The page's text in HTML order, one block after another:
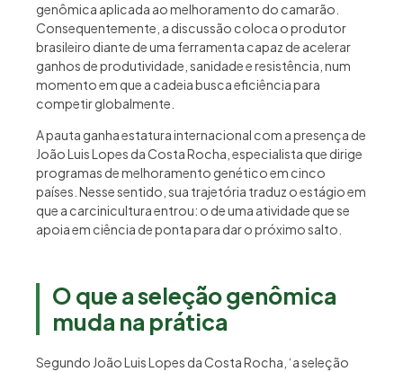
genômica aplicada ao melhoramento do camarão.
Consequentemente, a discussão coloca o produtor
brasileiro diante de uma ferramenta capaz de acelerar
ganhos de produtividade, sanidade e resistência, num
momento em que a cadeia busca eficiência para
competir globalmente.
A pauta ganha estatura internacional com a presença de
João Luis Lopes da Costa Rocha, especialista que dirige
programas de melhoramento genético em cinco
países. Nesse sentido, sua trajetória traduz o estágio em
que a carcinicultura entrou: o de uma atividade que se
apoia em ciência de ponta para dar o próximo salto.
O que a seleção genômica
muda na prática
Segundo João Luis Lopes da Costa Rocha, ‘a seleção